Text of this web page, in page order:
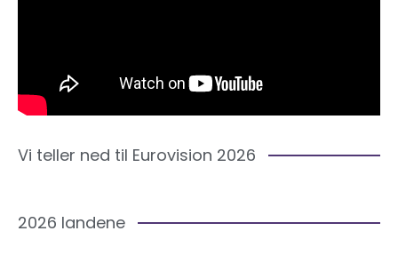
Vi teller ned til Eurovision 2026
2026 landene